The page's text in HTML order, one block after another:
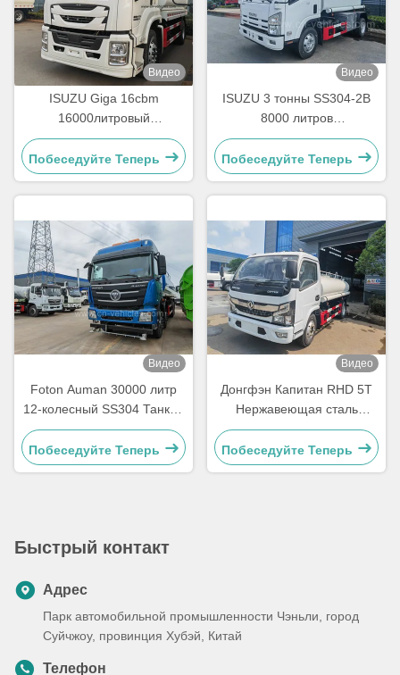
Видео
ISUZU Giga 16cbm
16000литровый
нержавеющая сталь
Водопроводный
транспортный танк
Побеседуйте Теперь
Видео
ISUZU 3 тонны SS304-2B
8000 литров
Водораспылитель
Нержавеющая сталь
Цистерна
Побеседуйте Теперь
Видео
Foton Auman 30000 литр
12-колесный SS304 Танкер
для доставки воды
Побеседуйте Теперь
Видео
Донгфэн Капитан RHD 5T
Нержавеющая сталь
Водоносной грузовик 8000
литров Для пищевых
продуктов
Побеседуйте Теперь
Быстрый контакт
Адрес
Парк автомобильной промышленности Чэньли, город
Суйчжоу, провинция Хубэй, Китай
Телефон